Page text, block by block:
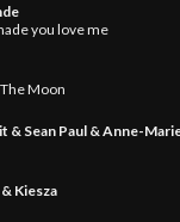
you love me
Moon
& Sean Paul & Anne-
Kiesza